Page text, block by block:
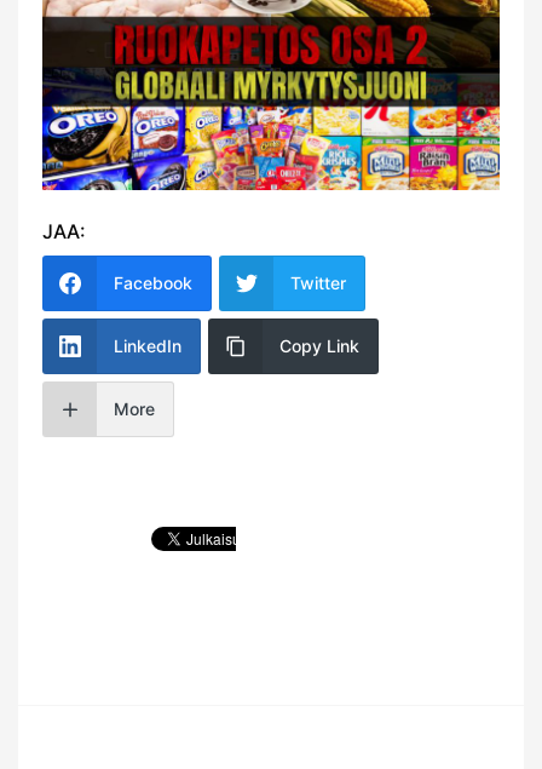
JAA:
Facebook Twitter
LinkedIn Copy Link
More